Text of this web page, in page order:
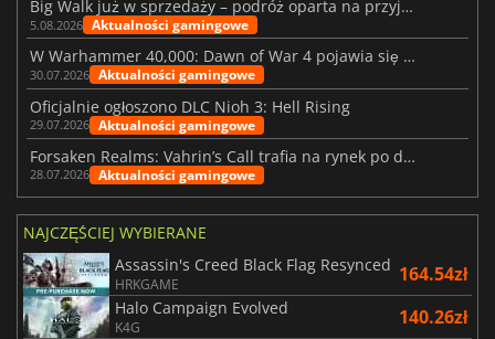
Big Walk już w sprzedaży – podróż oparta na przyjaźni
5.08.2026 Aktualności gamingowe
W Warhammer 40,000: Dawn of War 4 pojawia się frakcja Nekronów
30.07.2026 Aktualności gamingowe
Oficjalnie ogłoszono DLC Nioh 3: Hell Rising
29.07.2026 Aktualności gamingowe
Forsaken Realms: Vahrin’s Call trafia na rynek po dziesięciu latach prac
28.07.2026 Aktualności gamingowe
NAJCZĘŚCIEJ WYBIERANE
Assassin's Creed Black Flag Resynced
HRKGAME 164.54zł
Halo Campaign Evolved
K4G 140.26zł